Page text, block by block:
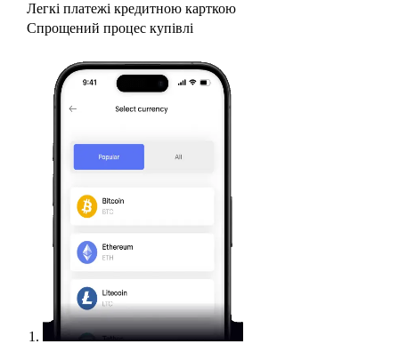
Легкі платежі кредитною карткою
Спрощений процес купівлі